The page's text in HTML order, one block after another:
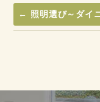
← 照明選び～ダイ